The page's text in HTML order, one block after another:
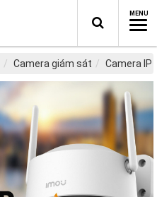
Camera giám sát Camera IP